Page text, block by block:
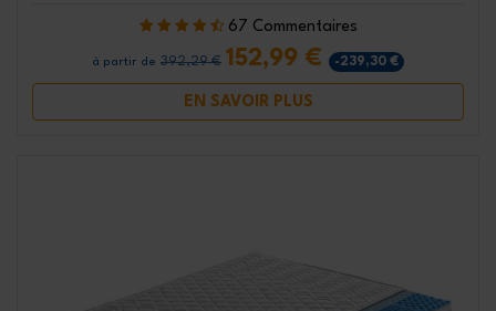
67 Commentaires
à partir de 392,29 € 152,99 € -239,30 €
EN SAVOIR PLUS